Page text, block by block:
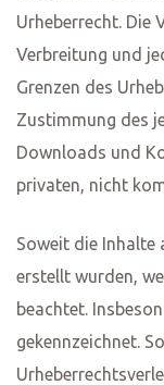
Urheberrecht. Die
Verbreitung und
Grenzen des
Zustimmung des
Downloads und
privaten, nicht
Soweit die Inhalte
erstellt wurden,
beachtet.
gekennzeichnet.